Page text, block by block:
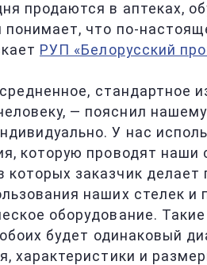
продаются в аптеках,
что по-
РУП «Белорусский
стандартное
— пояснил
У нас
которую проводят
которых заказчик
наших стелек и
оборудование.
будет одинаковый
характеристики и